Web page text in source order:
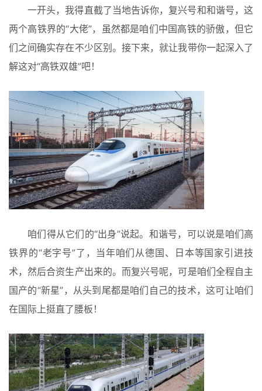
一开头，我得直截了当地告诉你，复兴号和和谐号，这
两个高铁界的“大佬”，虽然都是咱们中国高铁的骄傲，但它
们之间确实存在不少区别。接下来，就让我带你一起深入了
解这对“高铁双雄”吧！
咱们得从它们的“出身”说起。和谐号，可以说是咱们高
铁界的“老字号”了，当年咱们从德国、日本等国家引进技
术，然后合资生产出来的。而复兴号呢，可是咱们全程自主
国产的“新星”，从头到尾都是咱们自己的技术，这可让咱们
在国际上挺直了腰板！